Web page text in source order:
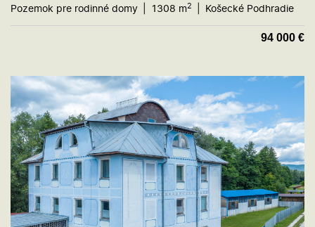
Pozemok pre rodinné domy
1308 m2 Košecké Podhradie
94 000 €